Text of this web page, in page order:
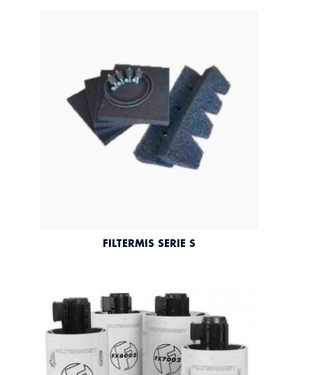
FILTERMIS SERIE S